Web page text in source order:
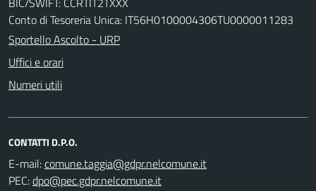
Conto di Tesoreria Unica: IT56H0100004306TU0000011283
Sportello Ascolto - URP
Uffici e orari
Numeri utili
CONTATTI D.P.O.
E-mail:
PEC: